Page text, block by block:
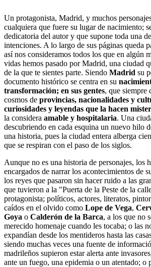
Un protagonista, Madrid, y muchos
cualquiera que fuere su lugar de nacimiento;
dedicatoria del autor y que supone toda una
intenciones. A lo largo de sus páginas queda
así nos consideramos todos los que en algún
vidas hemos pasado por Madrid, una ciudad
de la que te sientes parte. Siendo Madrid su
documento histórico se centra en su
transformación; en sus gentes, que siempre
cosmos de provincias, nacionalidades y
curiosidades y leyendas que la hacen
la considera amable y hospitalaria. Una
descubriendo en cada esquina un nuevo hilo
una historia, pues la ciudad entera alberga
que se respiran con el paso de los siglos.
Aunque no es una historia de personajes, los
encargados de narrar los acontecimientos de
los reyes que pasaron sin hacer ruido a las
que tuvieron a la "Puerta de la Peste de la
protagonista; políticos, actores, literatos,
caídos en el olvido como Lope de Vega,
Goya o Calderón de la Barca, a los que no
merecido homenaje cuando les tocaba; o las
expandían desde los mentideros hasta las
siendo muchas veces una fuente de
madrileños supieron estar alerta ante
ante un fuego, una epidemia o un atentado; o